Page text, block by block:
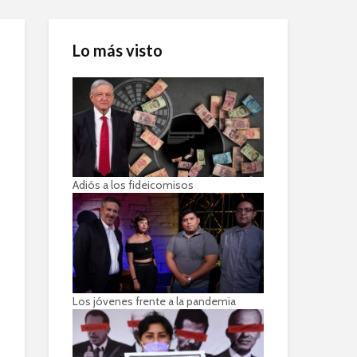
Lo más visto
Adiós a los fideicomisos
Los jóvenes frente a la pandemia